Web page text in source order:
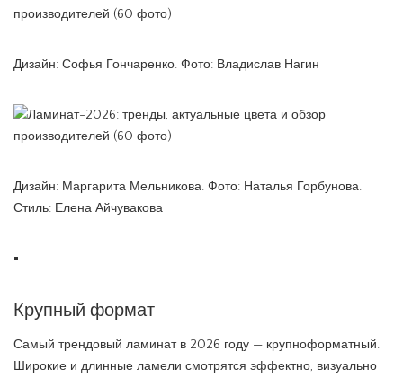
Дизайн: Софья Гончаренко. Фото: Владислав Нагин
Дизайн: Маргарита Мельникова. Фото: Наталья Горбунова.
Стиль: Елена Айчувакова
Крупный формат
Самый трендовый ламинат в 2026 году — крупноформатный.
Широкие и длинные ламели смотрятся эффектно, визуально